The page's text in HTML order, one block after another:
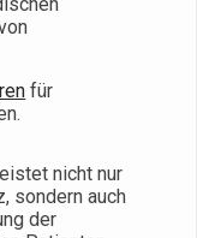
für
nicht nur
sondern auch
der